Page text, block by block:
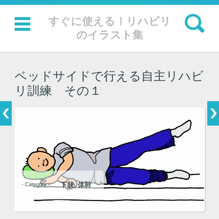
すぐに使える！リハビリ
のイラスト集
検索:
コンテンツに移動
ベッドサイドで行える自主リハビ
リ訓練 その１
- Category - 下肢,体幹